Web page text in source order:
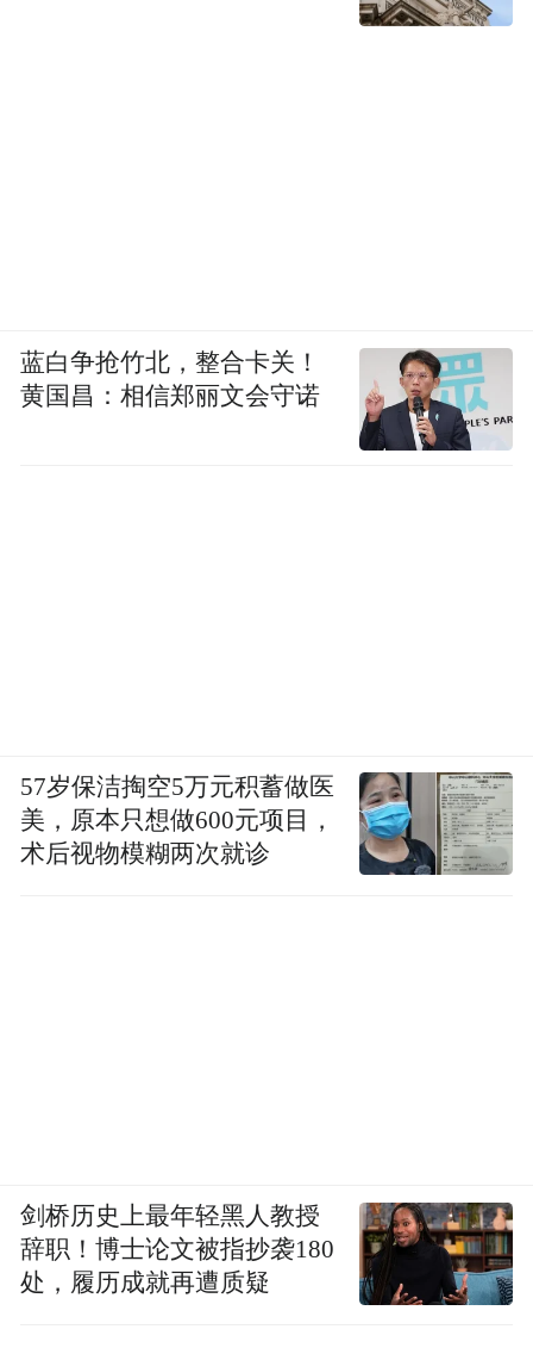
蓝白争抢竹北，整合卡关！
黄国昌：相信郑丽文会守诺
57岁保洁掏空5万元积蓄做医
美，原本只想做600元项目，
术后视物模糊两次就诊
剑桥历史上最年轻黑人教授
辞职！博士论文被指抄袭180
处，履历成就再遭质疑